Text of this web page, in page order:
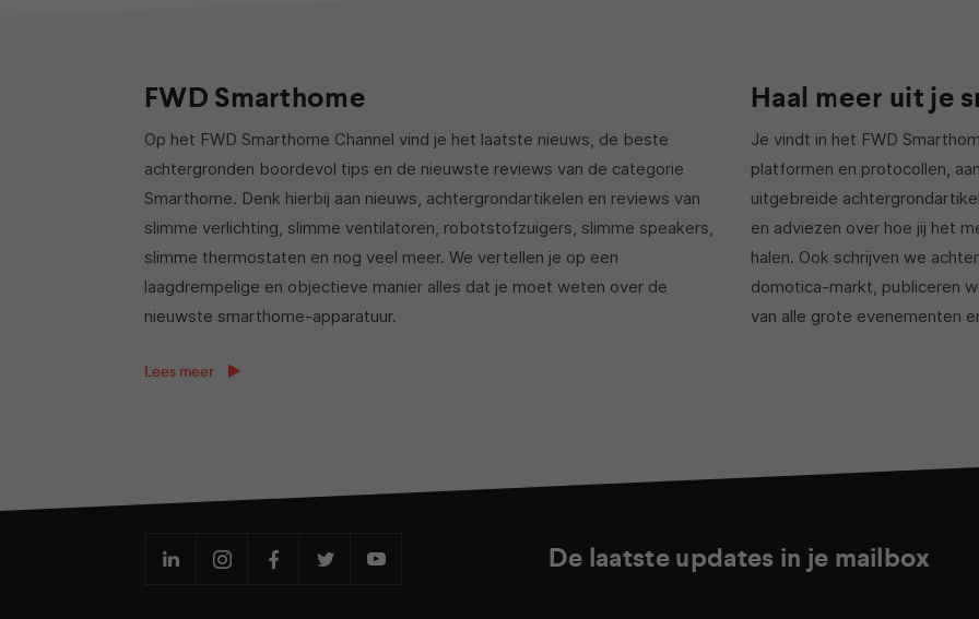
FWD Smarthome
Op het FWD Smarthome Channel vind je het laatste nieuws, de beste
achtergronden boordevol tips en de nieuwste reviews van de categorie
Smarthome. Denk hierbij aan nieuws, achtergrondartikelen en reviews van
slimme verlichting, slimme ventilatoren, robotstofzuigers, slimme speakers,
slimme thermostaten en nog veel meer. We vertellen je op een
laagdrempelige en objectieve manier alles dat je moet weten over de
nieuwste smarthome-apparatuur.
Haal meer uit je
Je vindt in het FWD
platformen en protocollen,
uitgebreide
en adviezen over hoe jij het
halen. Ook schrijven we
domotica-markt, publiceren
van alle grote evenementen
Lees meer
De laatste updates in je mailbox